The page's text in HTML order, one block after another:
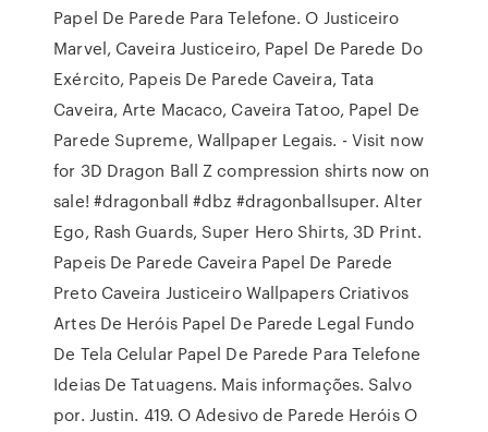
Papel De Parede Para Telefone. O Justiceiro
Marvel, Caveira Justiceiro, Papel De Parede Do
Exército, Papeis De Parede Caveira, Tata
Caveira, Arte Macaco, Caveira Tatoo, Papel De
Parede Supreme, Wallpaper Legais. - Visit now
for 3D Dragon Ball Z compression shirts now on
sale! #dragonball #dbz #dragonballsuper. Alter
Ego, Rash Guards, Super Hero Shirts, 3D Print.
Papeis De Parede Caveira Papel De Parede
Preto Caveira Justiceiro Wallpapers Criativos
Artes De Heróis Papel De Parede Legal Fundo
De Tela Celular Papel De Parede Para Telefone
Ideias De Tatuagens. Mais informações. Salvo
por. Justin. 419. O Adesivo de Parede Heróis O